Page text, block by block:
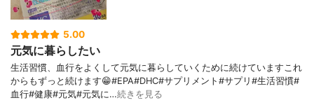
5.00
元気に暮らしたい
生活習慣、血行をよくして元気に暮らしていくために続けていますこれ
からもずっと続けます😁#EPA#DHC#サプリメント#サプリ#生活習慣#
血行#健康#元気#元気に…続きを見る